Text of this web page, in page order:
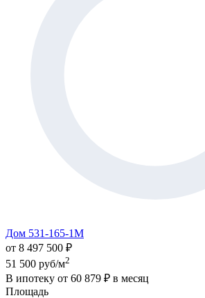
Дом 531-165-1М
от 8 497 500 ₽
51 500 руб/м2
В ипотеку от 60 879 ₽ в месяц
Площадь